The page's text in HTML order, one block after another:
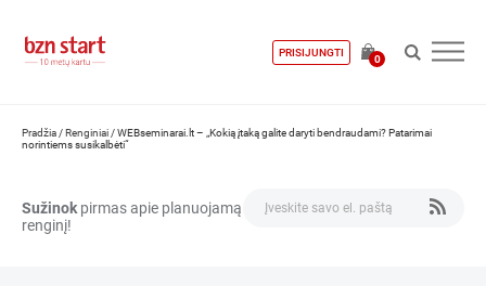
PRISIJUNGTI
0
Pradžia /Renginiai /WEBseminarai.lt – „Kokią įtaką galite daryti bendraudami? Patarimai
norintiems susikalbėti“
Sužinok pirmas apie planuojamą
renginį!